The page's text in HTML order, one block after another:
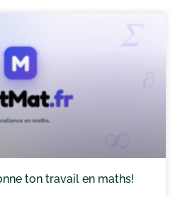
ton travail en maths!